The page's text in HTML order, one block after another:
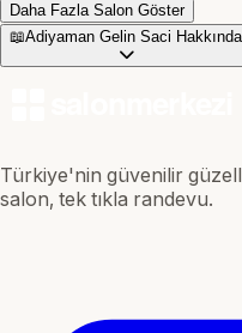
Daha Fazla Salon Göster
📖Adiyaman Gelin Saci Hakkında
Türkiye'nin güvenilir
salon, tek tıkla randevu.